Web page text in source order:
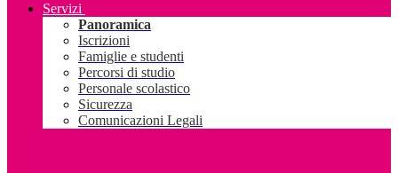
Servizi
Panoramica
Iscrizioni
Famiglie e studenti
Percorsi di studio
Personale scolastico
Sicurezza
Comunicazioni Legali